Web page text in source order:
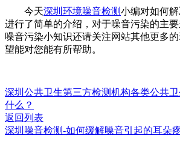
今天深圳环境噪音检测小编对如何
进行了简单的介绍，对于噪音污染的主
噪音污染小知识还请关注网站其他更多
望能对您能有所帮助。
深圳公共卫生第三方检测机构各类公共
什么？
返回列表
深圳噪音检测-如何缓解噪音引起的耳朵